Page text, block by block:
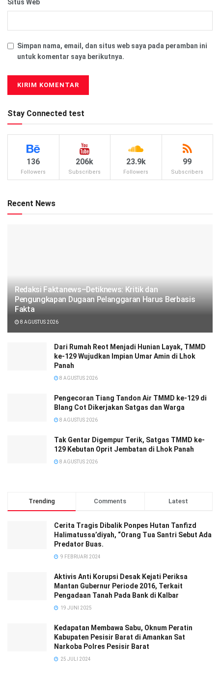
Situs Web
Simpan nama, email, dan situs web saya pada peramban ini
untuk komentar saya berikutnya.
Stay Connected test
136
Followers
206k
Subscribers
23.9k
Followers
99
Subscribers
Recent News
Redaksi Faktanews–Detiknews: Kritik dan
Pengungkapan Dugaan Pelanggaran Harus Berbasis
Fakta
8 AGUSTUS 2026
Dari Rumah Reot Menjadi Hunian Layak, TMMD
ke-129 Wujudkan Impian Umar Amin di Lhok
Panah
8 AGUSTUS 2026
Pengecoran Tiang Tandon Air TMMD ke-129 di
Blang Cot Dikerjakan Satgas dan Warga
8 AGUSTUS 2026
Tak Gentar Digempur Terik, Satgas TMMD ke-
129 Kebutan Oprit Jembatan di Lhok Panah
8 AGUSTUS 2026
Trending Comments Latest
Cerita Tragis Dibalik Ponpes Hutan Tanfizd
Halimatussa’diyah, “Orang Tua Santri Sebut Ada
Predator Buas.
9 FEBRUARI 2024
Aktivis Anti Korupsi Desak Kejati Periksa
Mantan Gubernur Periode 2016, Terkait
Pengadaan Tanah Pada Bank di Kalbar
19 JUNI 2025
Kedapatan Membawa Sabu, Oknum Peratin
Kabupaten Pesisir Barat di Amankan Sat
Narkoba Polres Pesisir Barat
25 JULI 2024